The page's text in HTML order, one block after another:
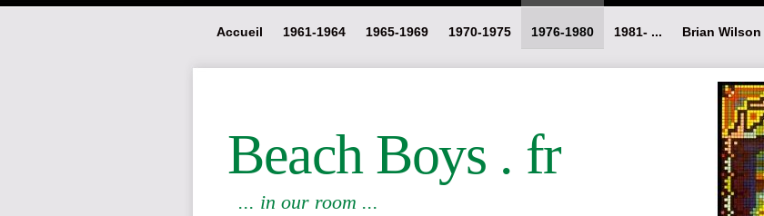
Beach Boys . fr
... in our room ...
Accueil 1961-1964 1965-1969 1970-1975 1976-1980 1981- ... Brian Wilson